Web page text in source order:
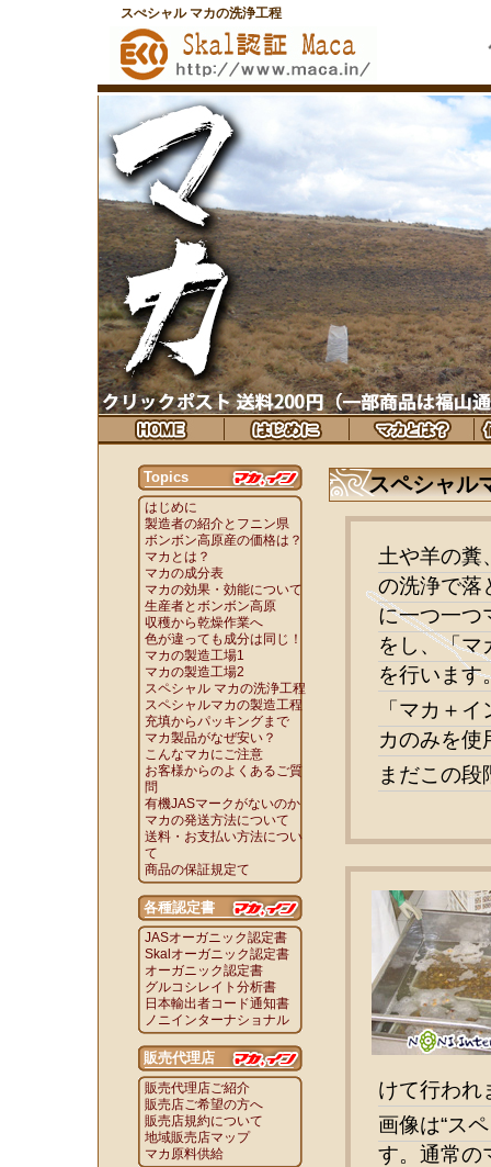
スぺシャル マカの洗浄工程
スペシャル
土や羊の糞
の洗浄で落
に一つ一つ
をし、「マ
を行います
「マカ＋
カのみを使
まだこの
けて行われ
画像は“ス
す。通常の
Topics
はじめに
製造者の紹介とフニン県
ボンボン高原産の価格は？
マカとは？
マカの成分表
マカの効果・効能について
生産者とボンボン高原
収穫から乾燥作業へ
色が違っても成分は同じ！
マカの製造工場1
マカの製造工場2
スペシャル マカの洗浄工程
スペシャルマカの製造工程
充填からパッキングまで
マカ製品がなぜ安い？
こんなマカにご注意
お客様からのよくあるご質
問
有機JASマークがないのか
マカの発送方法について
送料・お支払い方法につい
て
商品の保証規定て
各種認定書
JASオーガニック認定書
Skalオーガニック認定書
オーガニック認定書
グルコシレイト分析書
日本輸出者コード通知書
ノニインターナショナル
販売代理店
販売代理店ご紹介
販売店ご希望の方へ
販売店規約について
地域販売店マップ
マカ原料供給